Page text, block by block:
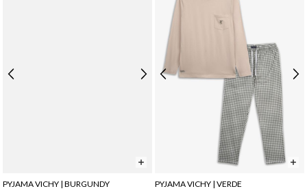
PYJAMA VICHY | BURGUNDY
PYJAMA VICHY | VERDE